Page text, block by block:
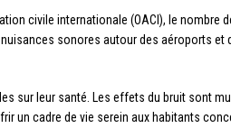
civile internationale (OACI), le nombre
sonores autour des aéroports et
sur leur santé. Les effets du bruit sont
un cadre de vie serein aux habitants